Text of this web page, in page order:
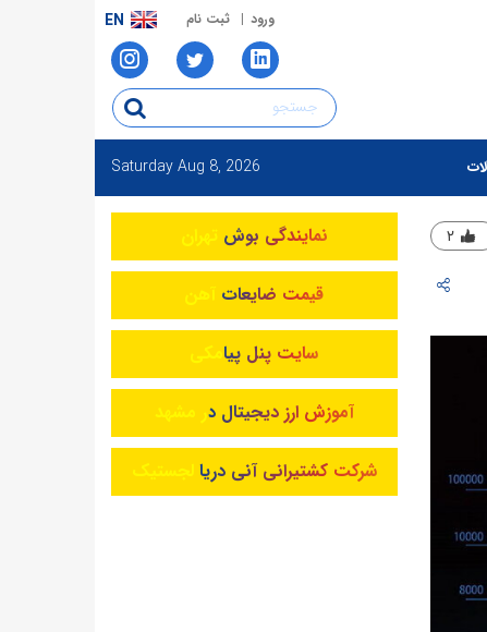
ورود ثبت نام EN
SaturdayAug 8, 2026
۲ نمایندگی بوش تهران
قیمت ضایعات آهن
سایت پنل پیامکی
آموزش ارز دیجیتال در مشهد
شرکت کشتیرانی آنی دریا لجستیک